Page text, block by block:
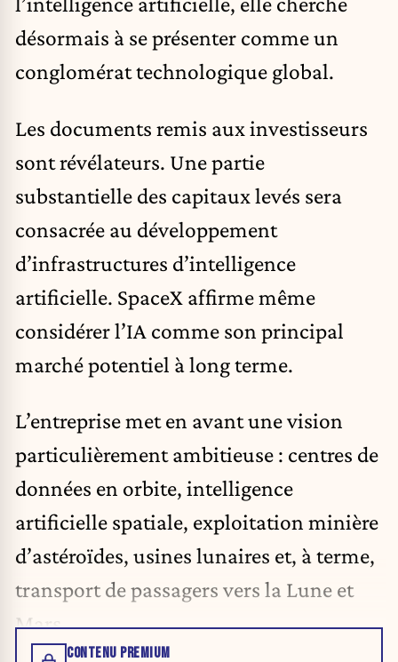
désormais à se présenter comme un
conglomérat technologique global.
Les documents remis aux investisseurs
sont révélateurs. Une partie
substantielle des capitaux levés sera
consacrée au développement
d’infrastructures d’intelligence
artificielle. SpaceX affirme même
considérer l’IA comme son principal
marché potentiel à long terme.
L’entreprise met en avant une vision
particulièrement ambitieuse : centres de
données en orbite, intelligence
artificielle spatiale, exploitation minière
d’astéroïdes, usines lunaires et, à terme,
transport de passagers vers la Lune et
Mars.
CONTENU PREMIUM